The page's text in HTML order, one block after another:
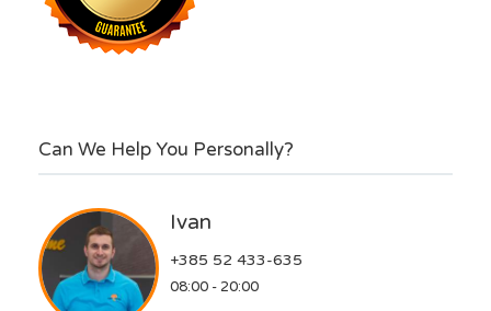
Can We Help You Personally?
Ivan
+385 52 433-635
08:00 - 20:00